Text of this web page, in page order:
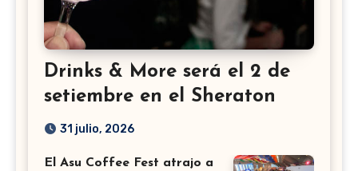
Drinks & More será el 2 de
setiembre en el Sheraton
31 julio, 2026
El Asu Coffee Fest atrajo a